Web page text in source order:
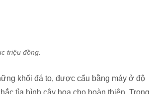
đôi bàn tay khéo léo để làm sao bức
rộng khoảng 1 mét, cao 1,5 mét được